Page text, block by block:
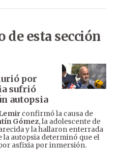
de esta sección
por
sufrió
autopsia
confirmó la causa de
Gómez, la adolescente de
y la hallaron enterrada
la autopsia determinó que el
asfixia por inmersión.